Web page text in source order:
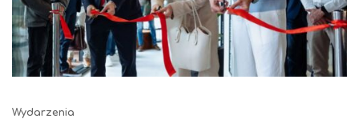
Wydarzenia